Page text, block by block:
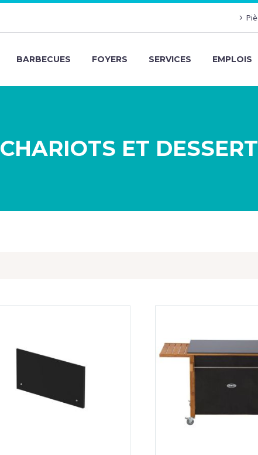
BARBECUES FOYERS SERVICES EMPLOIS
CHARIOTS ET